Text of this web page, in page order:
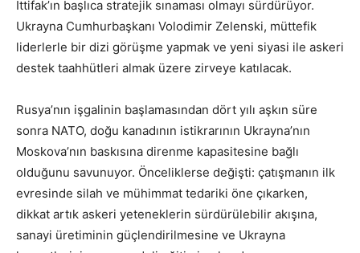
İttifak’ın başlıca stratejik sınaması olmayı sürdürüyor.
Ukrayna Cumhurbaşkanı Volodimir Zelenski, müttefik
liderlerle bir dizi görüşme yapmak ve yeni siyasi ile askeri
destek taahhütleri almak üzere zirveye katılacak.
Rusya’nın işgalinin başlamasından dört yılı aşkın süre
sonra NATO, doğu kanadının istikrarının Ukrayna’nın
Moskova’nın baskısına direnme kapasitesine bağlı
olduğunu savunuyor. Önceliklerse değişti: çatışmanın ilk
evresinde silah ve mühimmat tedariki öne çıkarken,
dikkat artık askeri yeteneklerin sürdürülebilir akışına,
sanayi üretiminin güçlendirilmesine ve Ukrayna